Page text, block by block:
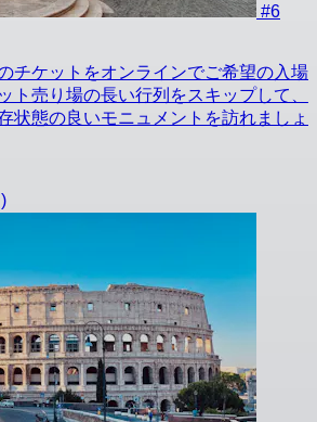
#6
チケットをオンラインでご希望の入場
ト売り場の長い行列をスキップして、
状態の良いモニュメントを訪れましょ